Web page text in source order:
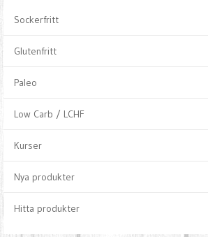
Sockerfritt
Glutenfritt
Paleo
Low Carb / LCHF
Kurser
Nya produkter
Hitta produkter